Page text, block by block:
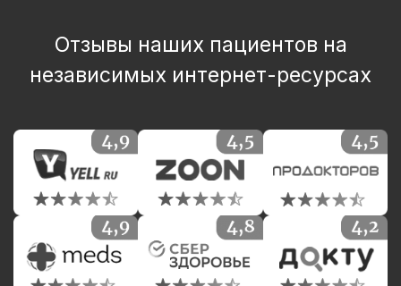
Отзывы наших пациентов на
независимых интернет-ресурсах